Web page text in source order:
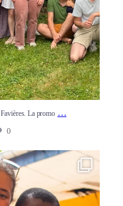
La promo …
0
dans la bio ! ☝
0